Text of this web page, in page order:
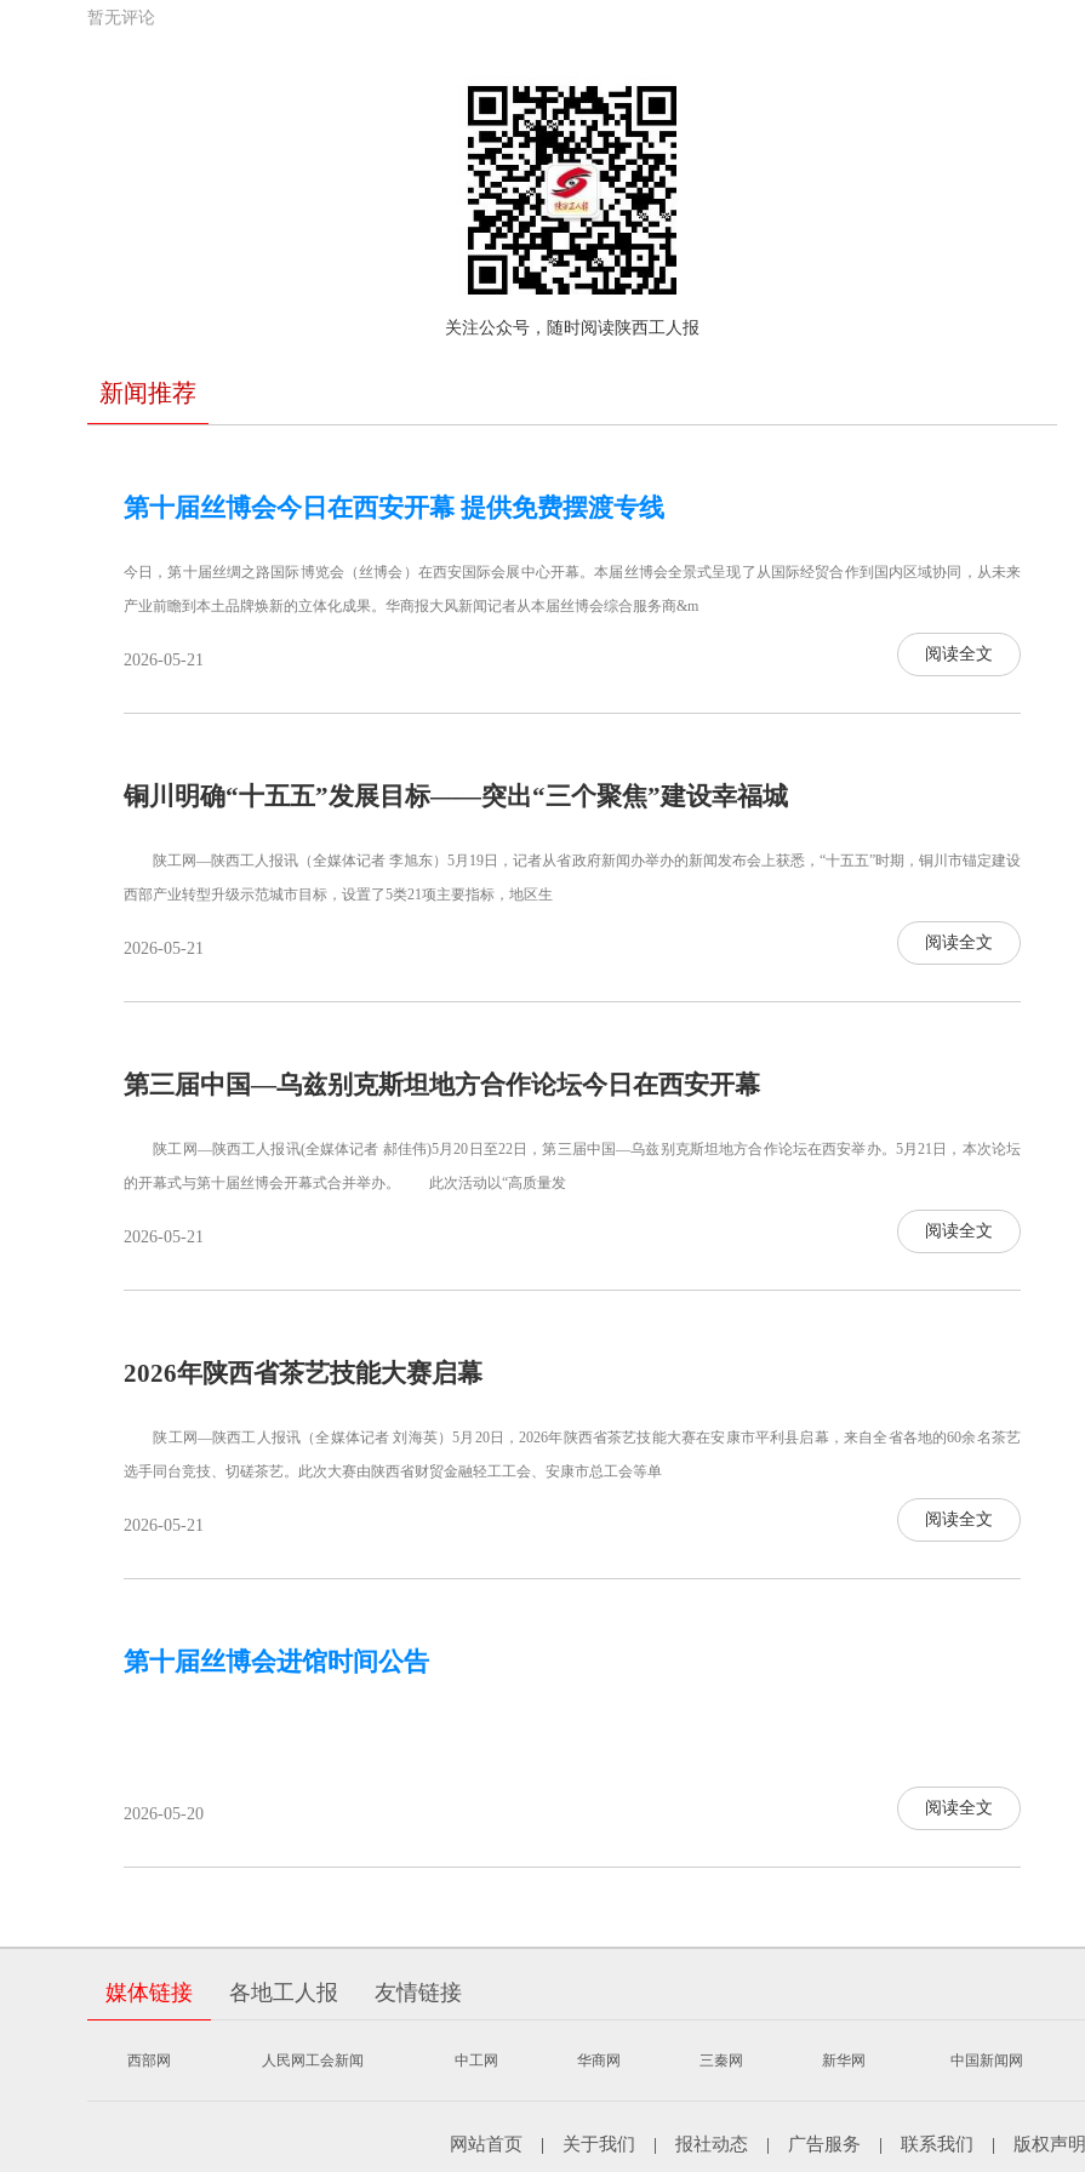
暂无评论
关注公众号，随时阅读陕西工人报
新闻推荐
第十届丝博会今日在西安开幕 提供免费摆渡专线
今日，第十届丝绸之路国际博览会（丝博会）在西安国际会展中心开幕。本届丝博会全景式呈现了从国际经贸合作到国内区域协同，从未来
产业前瞻到本土品牌焕新的立体化成果。华商报大风新闻记者从本届丝博会综合服务商&m
2026-05-21 阅读全文
铜川明确“十五五”发展目标——突出“三个聚焦”建设幸福城
陕工网—陕西工人报讯（全媒体记者 李旭东）5月19日，记者从省政府新闻办举办的新闻发布会上获悉，“十五五”时期，铜川市锚定建设
西部产业转型升级示范城市目标，设置了5类21项主要指标，地区生
2026-05-21 阅读全文
第三届中国—乌兹别克斯坦地方合作论坛今日在西安开幕
陕工网—陕西工人报讯(全媒体记者 郝佳伟)5月20日至22日，第三届中国—乌兹别克斯坦地方合作论坛在西安举办。5月21日，本次论坛
的开幕式与第十届丝博会开幕式合并举办。 此次活动以“高质量发
2026-05-21 阅读全文
2026年陕西省茶艺技能大赛启幕
陕工网—陕西工人报讯（全媒体记者 刘海英）5月20日，2026年陕西省茶艺技能大赛在安康市平利县启幕，来自全省各地的60余名茶艺
选手同台竞技、切磋茶艺。此次大赛由陕西省财贸金融轻工工会、安康市总工会等单
2026-05-21 阅读全文
第十届丝博会进馆时间公告
2026-05-20 阅读全文
媒体链接 各地工人报 友情链接
西部网 人民网工会新闻 中工网 华商网 三秦网 新华网 中国新闻网
网站首页 | 关于我们 | 报社动态 | 广告服务 | 联系我们 | 版权声明